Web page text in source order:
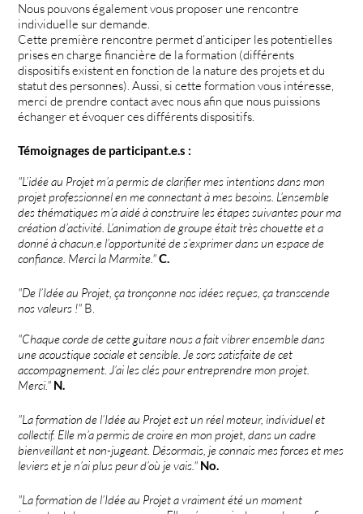
Nous pouvons également vous proposer une rencontre
individuelle sur demande.
Cette première rencontre permet d’anticiper les potentielles
prises en charge financière de la formation (différents
dispositifs existent en fonction de la nature des projets et du
statut des personnes). Aussi, si cette formation vous intéresse,
merci de prendre contact avec nous afin que nous puissions
échanger et évoquer ces différents dispositifs.
Témoignages de participant.e.s :
"L’idée au Projet m’a permis de clarifier mes intentions dans mon
projet professionnel en me connectant à mes besoins. L’ensemble
des thématiques m’a aidé à construire les étapes suivantes pour ma
création d’activité. L’animation de groupe était très chouette et a
donné à chacun.e l’opportunité de s’exprimer dans un espace de
confiance. Merci la Marmite."C.
"De l’Idée au Projet, ça tronçonne nos idées reçues, ça transcende
nos valeurs !" B.
"Chaque corde de cette guitare nous a fait vibrer ensemble dans
une acoustique sociale et sensible. Je sors satisfaite de cet
accompagnement. J’ai les clés pour entreprendre mon projet.
Merci." N.
"La formation de l’Idée au Projet est un réel moteur, individuel et
collectif. Elle m’a permis de croire en mon projet, dans un cadre
bienveillant et non-jugeant. Désormais, je connais mes forces et mes
leviers et je n’ai plus peur d’où je vais." No.
"La formation de l’Idée au Projet a vraiment été un moment